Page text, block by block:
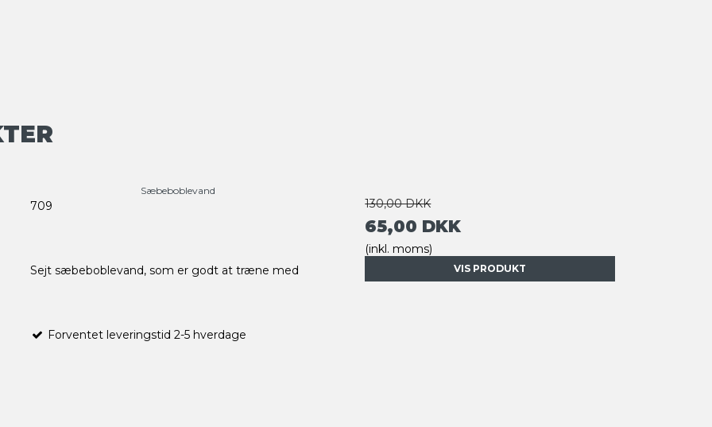
Sæbeboblevand
709
Sejt sæbeboblevand, som er godt at træne med
Forventet leveringstid 2-5 hverdage
130,00 DKK
65,00 DKK
(inkl. moms)
VIS PRODUKT